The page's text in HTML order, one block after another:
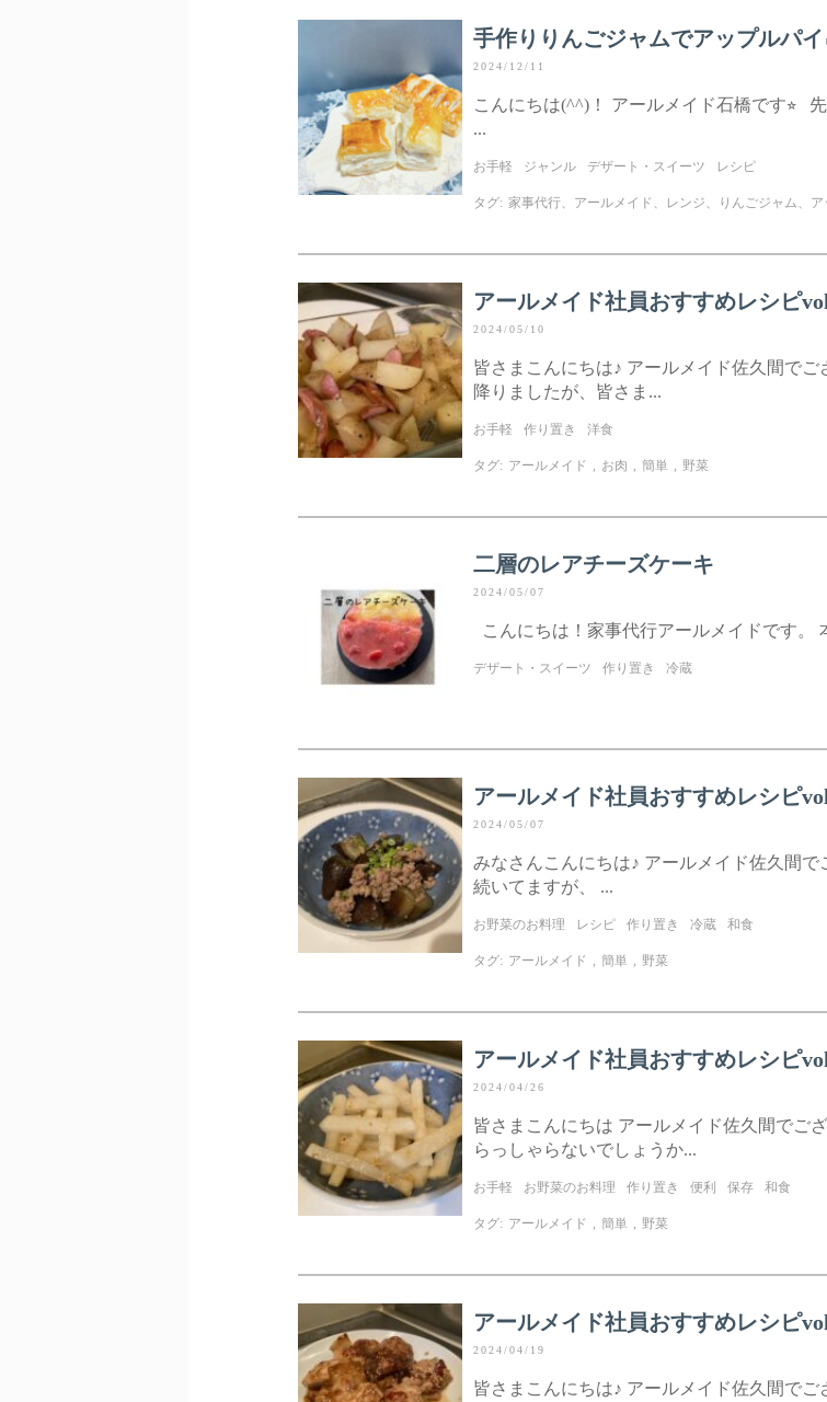
手作りりんごジャムでアップルパイ
2024/12/11
こんにちは(^^)！ アールメイド石橋です⭐︎
...
お手軽 ジャンル デザート・スイーツ レシピ
タグ: 家事代行、アールメイド、レンジ、りんごジャム、ア
アールメイド社員おすすめレシピ
2024/05/10
皆さまこんにちは♪ アールメイド佐久間で
降りましたが、皆さま...
お手軽 作り置き 洋食
タグ: アールメイド , お肉 , 簡単 , 野菜
二層のレアチーズケーキ
2024/05/07
こんにちは！家事代行アールメイドです。
デザート・スイーツ 作り置き 冷蔵
アールメイド社員おすすめレシピ
2024/05/07
みなさんこんにちは♪ アールメイド佐久間
続いてますが、 ...
お野菜のお料理 レシピ 作り置き 冷蔵 和食
タグ: アールメイド , 簡単 , 野菜
アールメイド社員おすすめレシピ
2024/04/26
皆さまこんにちは アールメイド佐久間でご
らっしゃらないでしょうか...
お手軽 お野菜のお料理 作り置き 便利 保存 和食
タグ: アールメイド , 簡単 , 野菜
アールメイド社員おすすめレシピ
2024/04/19
皆さまこんにちは♪ アールメイド佐久間で